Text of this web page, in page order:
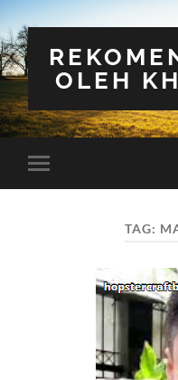
OLEH
Toggle
mobile
TAG: